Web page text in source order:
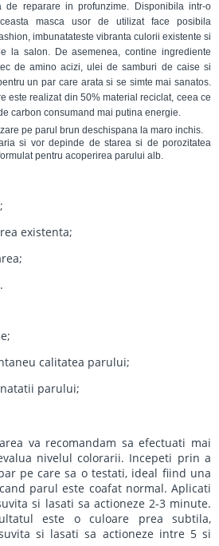
de reparare in profunzime. Disponibila intr-o
masca usor de utilizat face posibila
imbunatateste vibranta culorii existente si
la salon. De asemenea, contine ingrediente
de amino acizi, ulei de samburi de caise si
un par care arata si se simte mai sanatos.
este realizat din 50% material reciclat, ceea ce
carbon consumand mai putina energie.
pe parul brun deschispana la maro inchis.
si vor depinde de starea si de porozitatea
pentru acoperirea parului alb.
existenta;
calitatea parului;
parului;
va recomandam sa efectuati mai
nivelul colorarii. Incepeti prin a
pe care sa o testati, ideal fiind una
parul este coafat normal. Aplicati
si lasati sa actioneze 2-3 minute.
este o culoare prea subtila,
si lasati sa actioneze intre 5 si